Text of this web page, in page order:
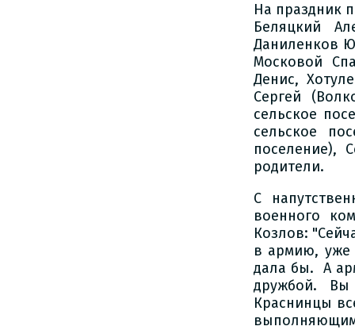
На праздник
Беляцкий
Даниленков
Московой
Денис,
Сергей
сельское
сельское
поселение),
родители.
С
военного
Козлов:
в армию, уже
дала бы. А
дружбой.
Краснинцы